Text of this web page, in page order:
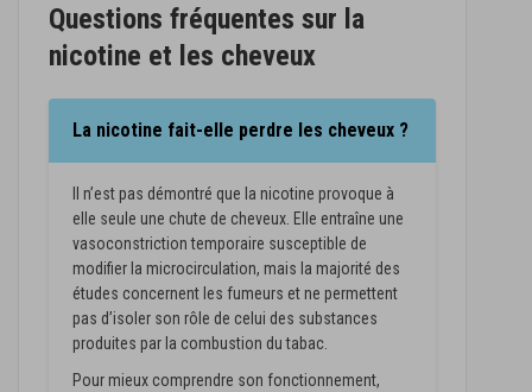
Questions fréquentes sur la
nicotine et les cheveux
La nicotine fait-elle perdre les cheveux ?
Il n’est pas démontré que la nicotine provoque à
elle seule une chute de cheveux. Elle entraîne une
vasoconstriction temporaire susceptible de
modifier la microcirculation, mais la majorité des
études concernent les fumeurs et ne permettent
pas d’isoler son rôle de celui des substances
produites par la combustion du tabac.
Pour mieux comprendre son fonctionnement,